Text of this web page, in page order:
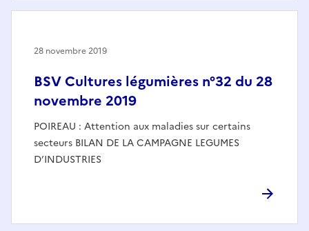
BSV Cultures légumières n°32 du 28
novembre 2019
POIREAU : Attention aux maladies sur certains
secteurs BILAN DE LA CAMPAGNE LEGUMES
D’INDUSTRIES
28 novembre 2019